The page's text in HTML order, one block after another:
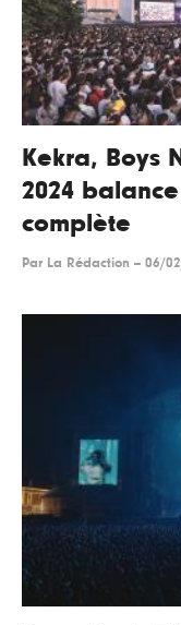
Kekra, Boys
2024
complète
Par La Rédaction -- 06/